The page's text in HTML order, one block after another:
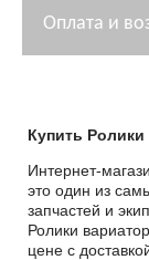
Оплата и
Купить Ролики
Интернет-
это один из
запчастей и
Ролики
цене с